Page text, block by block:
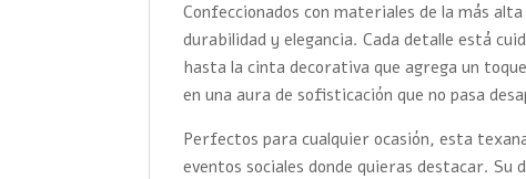
Confeccionados con materiales de la más
durabilidad y elegancia. Cada detalle está
hasta la cinta decorativa que agrega un
en una aura de sofisticación que no pasa
Perfectos para cualquier ocasión, esta
eventos sociales donde quieras destacar.